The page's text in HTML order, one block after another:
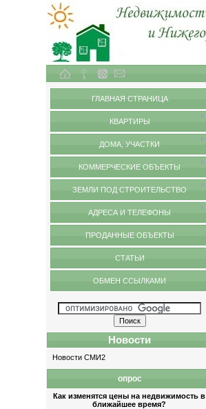
ГЛАВНАЯ СТРАНИЦА
КВАРТИРЫ
ДОМА, УЧАСТКИ
КОММЕРЧЕСКИЕ ОБЪЕКТЫ
ЗЕМЛИ ПОД СТРОИТЕЛЬСТВО
АДРЕСА И ТЕЛЕФОНЫ
ПРОДАННЫЕ ОБЪЕКТЫ
СТАТЬИ
ОБМЕН ССЫЛКАМИ
Новости
Новости СМИ2
опрос
Как изменятся цены на недвижимость в
ближайшее время?